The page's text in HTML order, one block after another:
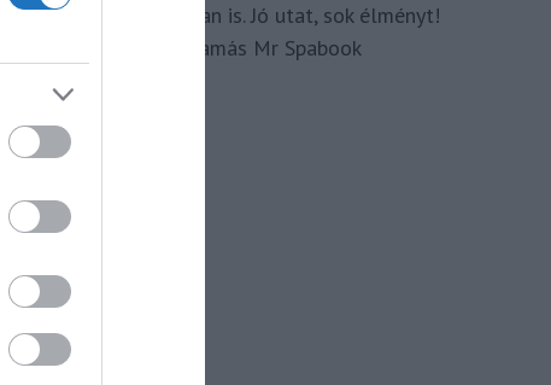
zárt csoportunkban is. Jó utat, sok élményt!
Kassay Tamás Mr Spabook